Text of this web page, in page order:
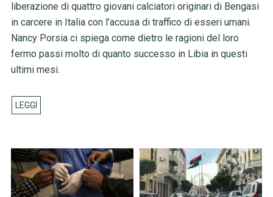
liberazione di quattro giovani calciatori originari di Bengasi
in carcere in Italia con l’accusa di traffico di esseri umani.
Nancy Porsia ci spiega come dietro le ragioni del loro
fermo passi molto di quanto successo in Libia in questi
ultimi mesi.